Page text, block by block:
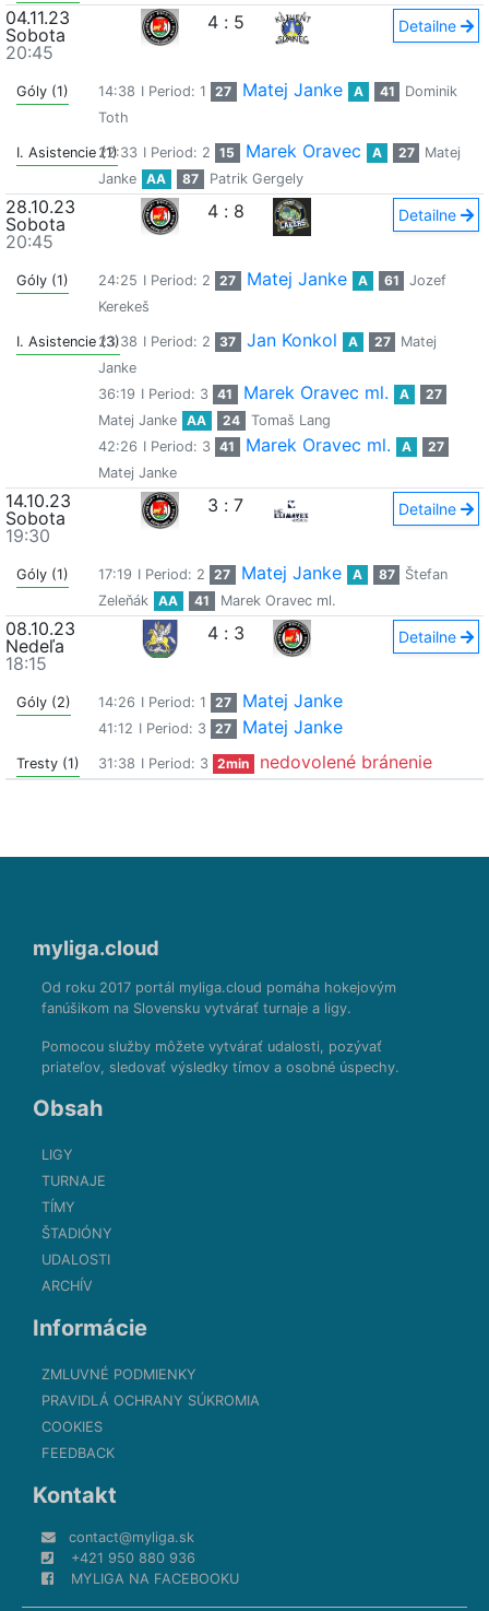
04.11.23
Sobota
20:45
4 : 5 Detailne
Góly (1) 14:38 I Period: 1 27 Matej Janke A 41
Dominik
Toth
I. Asistencie (1)22:33 I Period: 2 15 Marek Oravec A 27
Matej
Janke
AA 87 Patrik Gergely
28.10.23
Sobota
20:45
4 : 8 Detailne
Góly (1) 24:25 I Period: 2 27 Matej Janke A 61
Jozef
Kerekeš
I. Asistencie (3)23:38 I Period: 2 37 Jan Konkol A 27
Matej
Janke
36:19 I Period: 3 41 Marek Oravec ml. A
27
Matej Janke
AA 24
Tomaš Lang
42:26 I Period: 3 41 Marek Oravec ml. A
27
Matej Janke
14.10.23
Sobota
19:30
3 : 7 Detailne
Góly (1) 17:19 I Period: 2 27 Matej Janke A 87
Štefan
Zeleňák
AA 41 Marek Oravec ml.
08.10.23
Nedeľa
18:15
4 : 3 Detailne
Góly (2) 14:26 I Period: 1 27 Matej Janke
41:12 I Period: 3 27 Matej Janke
Tresty (1) 31:38 I Period: 3 2min nedovolené bránenie
myliga.cloud
Od roku 2017 portál myliga.cloud pomáha hokejovým
fanúšikom na Slovensku vytvárať turnaje a ligy.
Pomocou služby môžete vytvárať udalosti, pozývať
priateľov, sledovať výsledky tímov a osobné úspechy.
Obsah
LIGY
TURNAJE
TÍMY
ŠTADIÓNY
UDALOSTI
ARCHÍV
Informácie
ZMLUVNÉ PODMIENKY
PRAVIDLÁ OCHRANY SÚKROMIA
COOKIES
FEEDBACK
Kontakt
contact@myliga.sk
+421 950 880 936
MYLIGA NA FACEBOOKU